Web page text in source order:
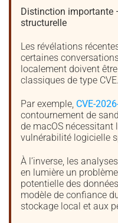
Distinction importante
structurelle
Les révélations
certaines
localement doivent
classiques de type CVE.
Par exemple, CVE-
contournement de
de macOS nécessitant
vulnérabilité logicielle
À l’inverse, les
en lumière un
potentielle des
modèle de confiance
stockage local et aux